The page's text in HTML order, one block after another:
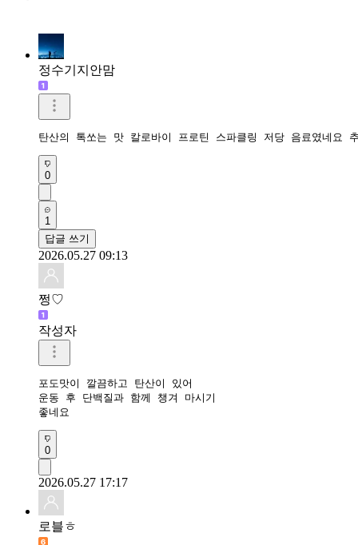
정수기지안맘
탄산의 톡쏘는 맛 칼로바이 프로틴 스파클링 저당 음료였네요
0
1
답글 쓰기
2026.05.27 09:13
쩡♡
작성자
포도맛이 깔끔하고 탄산이 있어
운동 후 단백질과 함께 챙겨 마시기
좋네요
0
2026.05.27 17:17
로블ㅎ